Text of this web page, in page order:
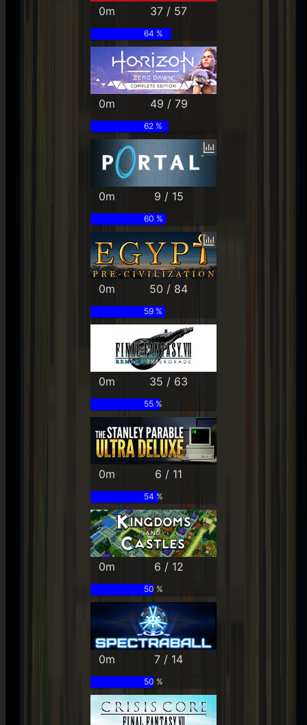
0m 37 / 57
64 %
0m 49 / 79
62 %
0m 9 / 15
60 %
0m 50 / 84
59 %
0m 35 / 63
55 %
0m 6 / 11
54 %
0m 6 / 12
50 %
0m 7 / 14
50 %